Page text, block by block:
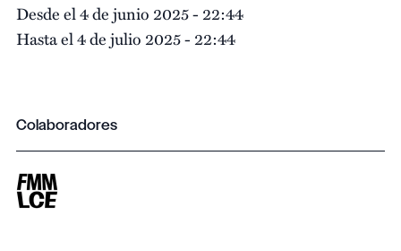
Desde el 4 de junio 2025 - 22:44
Hasta el 4 de julio 2025 - 22:44
Colaboradores